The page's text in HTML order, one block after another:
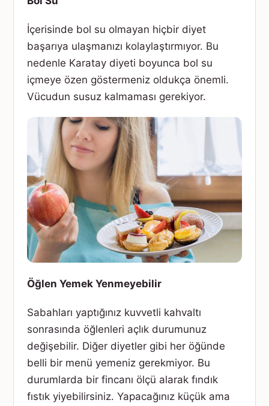
İçerisinde bol su olmayan hiçbir diyet
başarıya ulaşmanızı kolaylaştırmıyor. Bu
nedenle Karatay diyeti boyunca bol su
içmeye özen göstermeniz oldukça önemli.
Vücudun susuz kalmaması gerekiyor.
Öğlen Yemek Yenmeyebilir
Sabahları yaptığınız kuvvetli kahvaltı
sonrasında öğlenleri açlık durumunuz
değişebilir. Diğer diyetler gibi her öğünde
belli bir menü yemeniz gerekmiyor. Bu
durumlarda bir fincanı ölçü alarak fındık
fıstık yiyebilirsiniz. Yapacağınız küçük ama